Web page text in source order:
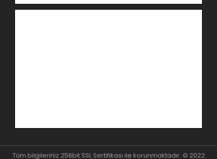
Tüm bilgileriniz 256bit SSL Sertifikası ile korunmaktadır. © 2022